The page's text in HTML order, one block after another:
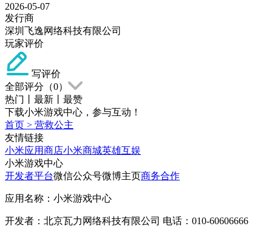
2026-05-07
发行商
深圳飞逸网络科技有限公司
玩家评价
写评价
全部评分（0）
热门
最新
最赞
下载小米游戏中心，参与互动！
首页 > 营救公主
友情链接
小米应用商店小米商城英雄互娱
小米游戏中心
开发者平台微信公众号微博主页商务合作
应用名称：小米游戏中心
开发者：北京瓦力网络科技有限公司 电话：010-60606666